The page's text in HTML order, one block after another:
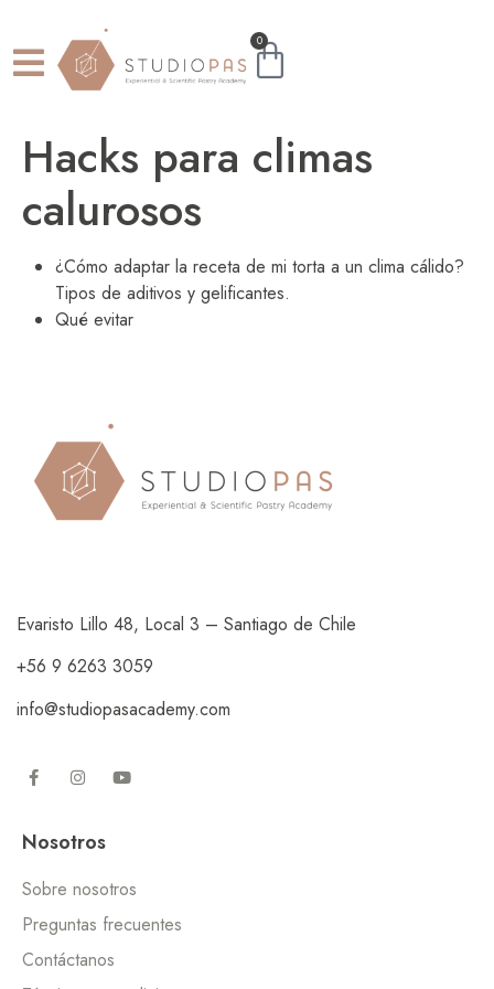
0
Hacks para climas
calurosos
¿Cómo adaptar la receta de mi torta a un clima cálido?
Tipos de aditivos y gelificantes.
Qué evitar
Evaristo Lillo 48, Local 3 – Santiago de Chile
+56 9 6263 3059
info@studiopasacademy.com
Nosotros
Sobre nosotros
Preguntas frecuentes
Contáctanos